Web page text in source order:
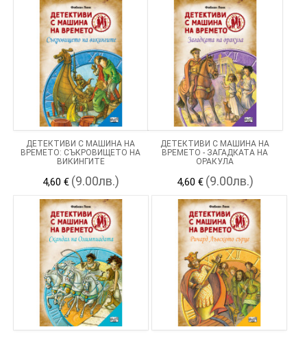
ДЕТЕКТИВИ С МАШИНА НА
ВРЕМЕТО: СЪКРОВИЩЕТО НА
ВИКИНГИТЕ
4,60 € (9.00лв.)
ДЕТЕКТИВИ С МАШИНА НА
ВРЕМЕТО - ЗАГАДКАТА НА
ОРАКУЛА
4,60 € (9.00лв.)